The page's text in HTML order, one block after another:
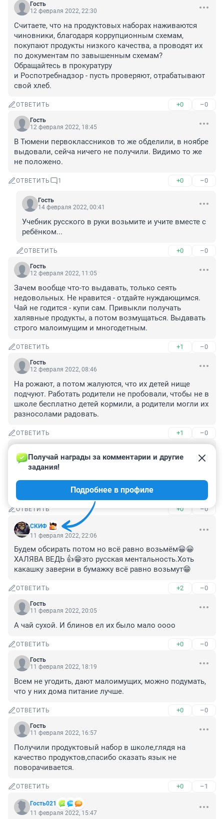
Гость
12 февраля 2022, 22:30
Считаете, что на продуктовых наборах наживаются
чиновники, благодаря коррупционным схемам,
покупают продукты низкого качества, а проводят их
по документам по завышенным схемам?
Обращайтесь в прокуратуру
и Роспотребнадзор - пусть проверяют, отрабатывают
свой хлеб.
ОТВЕТИТЬ +0 –0
Гость
12 февраля 2022, 18:45
В Тюмени первоклассников то же обделили, в ноябре
выдовали, сейча ничего не получили. Видимо то же
не положено.
ОТВЕТИТЬ 1 +0 –0
Гость
14 февраля 2022, 00:41
Учебник русского в руки возьмите и учите вместе с
ребёнком...
ОТВЕТИТЬ +0 –0
Гость
12 февраля 2022, 11:05
Зачем вообще что-то выдавать, только сеять
недовольных. Не нравится - отдайте нуждающимся.
Чай не годится - купи сам. Привыкли получать
халявные продукты, а потом возмущаться. Выдавать
строго малоимущим и многодетным.
ОТВЕТИТЬ +1 –0
Гость
12 февраля 2022, 08:46
На рожают, а потом жалуются, что их детей нище
подчуют. Работать родители не пробовали, чтобы не в
школе бесплатно детей кормили, а родители могли их
разносолами радовать.
ОТВЕТИТЬ +1 –0
11 февраля 2022, 23:23
А кто сказал что нам дали сухпаек??? До 4 класса
бесплатное питание , и где же наши макароны и рис
ОТВЕТИТЬ +0 –0
СКИФ
Получай награды за комментарии и другие
задания!
Подробнее в профиле
11 февраля 2022, 22:06
Будем обсирать потом но всё равно возьмём😀😀
ХАЛЯВА ВЕДЬ 👍😁это русская ментальность.Хоть
какашку заверни в бумажку всё равно возьмут😁
ОТВЕТИТЬ +2 –0
Гость
11 февраля 2022, 20:05
А чай сухой. И блинов ел их было мало оооо
ОТВЕТИТЬ +0 –0
Гость
11 февраля 2022, 18:19
Всем не угодить, дают малоимущих, можно подумать,
что у них дома питание лучше.
ОТВЕТИТЬ +0 –0
Гость
11 февраля 2022, 16:57
Получили продуктовый набор в школе,глядя на
качество продуктов,спасибо сказать язык не
поворачивается.
ОТВЕТИТЬ +0 –1
Гость021
11 февраля 2022, 15:47